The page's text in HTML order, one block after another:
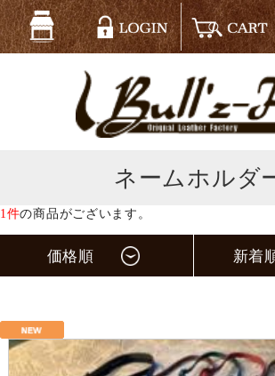
ネームホルダ
1件の商品がございます。
価格順 新着